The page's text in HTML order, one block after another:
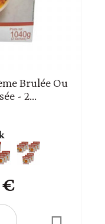
Brulée Ou
- 2...
€